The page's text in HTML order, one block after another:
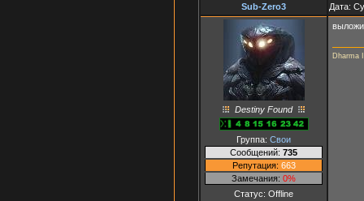
Sub-Zero3 Дата:
Destiny Found
Группа: Свои
Сообщений: 735
Репутация: 663
Замечания: 0%
Статус: Offline
Dharma